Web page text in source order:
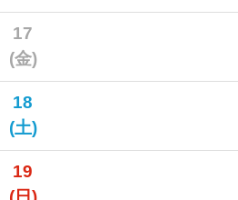
17
(金)
18
(土)
19